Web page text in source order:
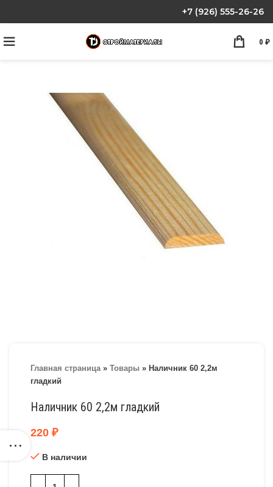
+7 (926) 555-26-26
0 ₽
Главная страница» Товары » Наличник 60 2,2м
гладкий
Наличник 60 2,2м гладкий
220 ₽
В наличии